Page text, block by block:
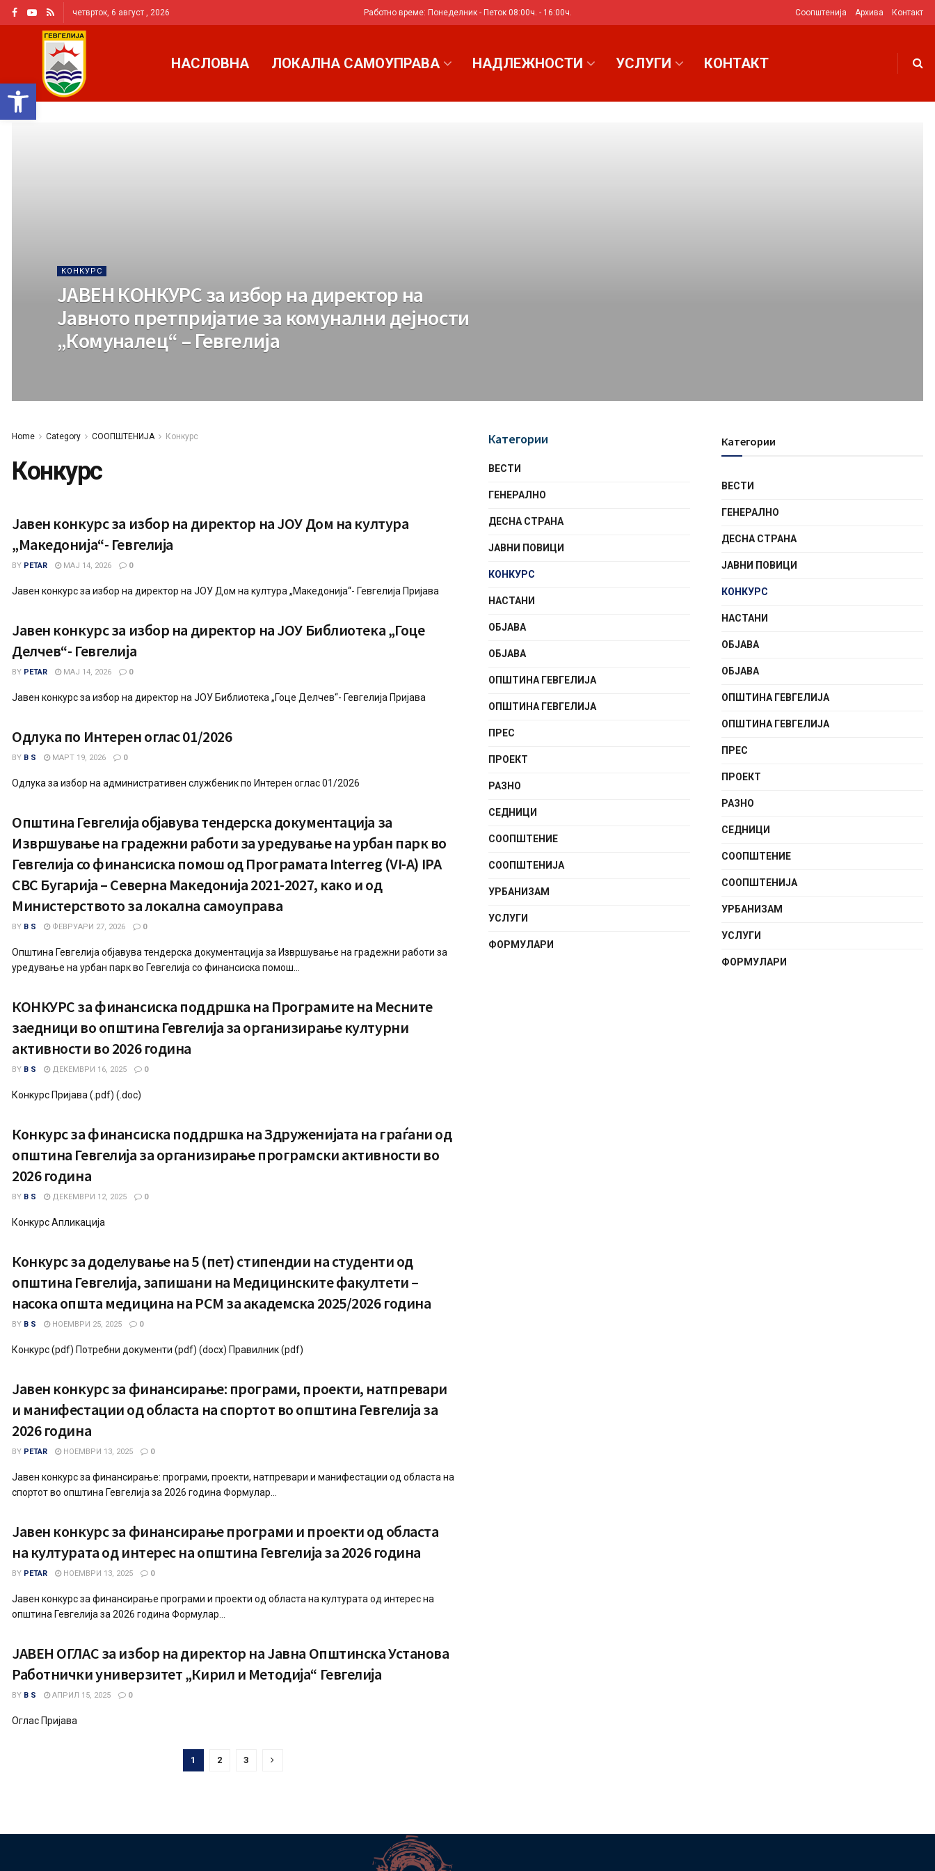
Open toolbar
четврток, 6 август , 2026 Работно време: Понеделник - Петок 08:00ч. - 16:00ч. Соопштенија Архива Контакт
НАСЛОВНА ЛОКАЛНА САМОУПРАВА НАДЛЕЖНОСТИ УСЛУГИ КОНТАКТ
КОНКУРС
ЈАВЕН КОНКУРС за избор на директор на
Јавното претпријатие за комунални дејности
„Комуналец“ – Гевгелија
Home Category СООПШТЕНИЈА Конкурс
Конкурс
Јавен конкурс за избор на директор на ЈОУ Дом на култура
„Македонија“- Гевгелија
BY PETAR МАЈ 14, 2026 0
Јавен конкурс за избор на директор на ЈОУ Дом на култура „Македонија“- Гевгелија Пријава
Јавен конкурс за избор на директор на ЈОУ Библиотека „Гоце
Делчев“- Гевгелија
BY PETAR МАЈ 14, 2026 0
Јавен конкурс за избор на директор на ЈОУ Библиотека „Гоце Делчев“- Гевгелија Пријава
Одлука по Интерен оглас 01/2026
BY B S МАРТ 19, 2026 0
Одлука за избор на административен службеник по Интерен оглас 01/2026
Општина Гевгелија објавува тендерска документација за
Извршување на градежни работи за уредување на урбан парк во
Гевгелија со финансиска помош од Програмата Interreg (VI-A) IPA
CBC Бугарија – Северна Македонија 2021-2027, како и од
Министерството за локална самоуправа
BY B S ФЕВРУАРИ 27, 2026 0
Општина Гевгелија објавува тендерска документација за Извршување на градежни работи за
уредување на урбан парк во Гевгелија со финансиска помош...
КОНКУРС за финансиска поддршка на Програмите на Месните
заедници во општина Гевгелија за организирање културни
активности во 2026 година
BY B S ДЕКЕМВРИ 16, 2025 0
Конкурс Пријава (.pdf) (.doc)
Конкурс за финансиска поддршка на Здруженијата на граѓани од
општина Гевгелија за организирање програмски активности во
2026 година
BY B S ДЕКЕМВРИ 12, 2025 0
Конкурс Апликација
Конкурс за доделување на 5 (пет) стипендии на студенти од
општина Гевгелија, запишани на Медицинските факултети –
насока општа медицина на РСМ за академска 2025/2026 година
BY B S НОЕМВРИ 25, 2025 0
Конкурс (pdf) Потребни документи (pdf) (docx) Правилник (pdf)
Јавен конкурс за финансирање: програми, проекти, натпревари
и манифестации од областа на спортот во општина Гевгелија за
2026 година
BY PETAR НОЕМВРИ 13, 2025 0
Јавен конкурс за финансирање: програми, проекти, натпревари и манифестации од областа на
спортот во општина Гевгелија за 2026 година Формулар...
Јавен конкурс за финансирање програми и проекти од областа
на културата од интерес на општина Гевгелија за 2026 година
BY PETAR НОЕМВРИ 13, 2025 0
Јавен конкурс за финансирање програми и проекти од областа на културата од интерес на
општина Гевгелија за 2026 година Формулар...
ЈАВЕН ОГЛАС за избор на директор на Јавна Општинска Установа
Работнички универзитет „Кирил и Методија“ Гевгелија
BY B S АПРИЛ 15, 2025 0
Оглас Пријава
1 2 3
Категории
ВЕСТИ
ГЕНЕРАЛНО
ДЕСНА СТРАНА
ЈАВНИ ПОВИЦИ
КОНКУРС
НАСТАНИ
ОБЈАВА
ОБЈАВА
ОПШТИНА ГЕВГЕЛИЈА
ОПШТИНА ГЕВГЕЛИЈА
ПРЕС
ПРОЕКТ
РАЗНО
СЕДНИЦИ
СООПШТЕНИE
СООПШТЕНИЈА
УРБАНИЗАМ
УСЛУГИ
ФОРМУЛАРИ
Категории
ВЕСТИ
ГЕНЕРАЛНО
ДЕСНА СТРАНА
ЈАВНИ ПОВИЦИ
КОНКУРС
НАСТАНИ
ОБЈАВА
ОБЈАВА
ОПШТИНА ГЕВГЕЛИЈА
ОПШТИНА ГЕВГЕЛИЈА
ПРЕС
ПРОЕКТ
РАЗНО
СЕДНИЦИ
СООПШТЕНИE
СООПШТЕНИЈА
УРБАНИЗАМ
УСЛУГИ
ФОРМУЛАРИ